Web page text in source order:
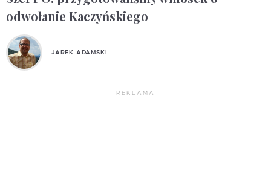
odwołanie Kaczyńskiego
JAREK ADAMSKI
REKLAMA